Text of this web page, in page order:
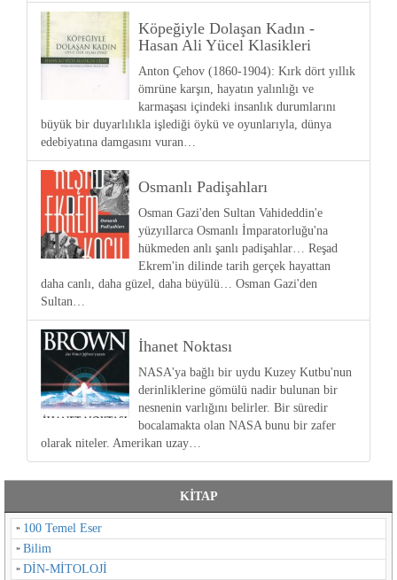
Köpeğiyle Dolaşan Kadın -
Hasan Ali Yücel Klasikleri
Anton Çehov (1860-1904): Kırk dört yıllık
ömrüne karşın, hayatın yalınlığı ve
karmaşası içindeki insanlık durumlarını
büyük bir duyarlılıkla işlediği öykü ve oyunlarıyla, dünya
edebiyatına damgasını vuran…
Osmanlı Padişahları
Osman Gazi'den Sultan Vahideddin'e
yüzyıllarca Osmanlı İmparatorluğu'na
hükmeden anlı şanlı padişahlar… Reşad
Ekrem'in dilinde tarih gerçek hayattan
daha canlı, daha güzel, daha büyülü… Osman Gazi'den
Sultan…
İhanet Noktası
NASA'ya bağlı bir uydu Kuzey Kutbu'nun
derinliklerine gömülü nadir bulunan bir
nesnenin varlığını belirler. Bir süredir
bocalamakta olan NASA bunu bir zafer
olarak niteler. Amerikan uzay…
KİTAP
100 Temel Eser
Bilim
DİN-MİTOLOJİ